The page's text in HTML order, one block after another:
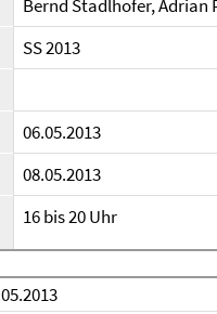
Bernd Stadlhofer, Adrian
SS 2013
06.05.2013
08.05.2013
16 bis 20 Uhr